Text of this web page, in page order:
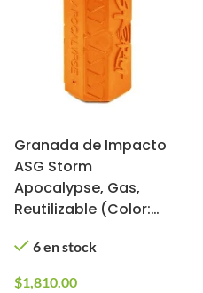
Granada de Impacto
ASG Storm
Apocalypse, Gas,
Reutilizable (Color:
6 en stock
$1,810.00